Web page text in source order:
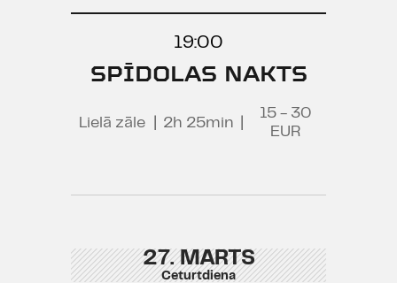
19:00
SPĪDOLAS NAKTS
Lielā zāle 2h 25min
15 - 30
EUR
27. MARTS
Ceturtdiena